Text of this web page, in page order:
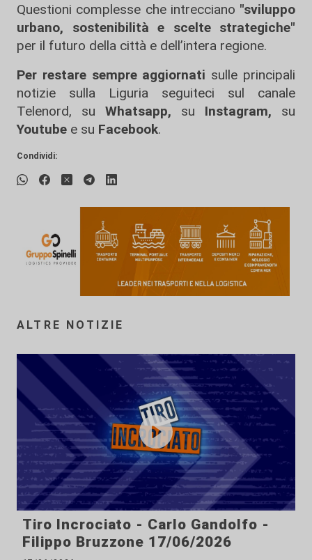
Questioni complesse che intrecciano "sviluppo
urbano, sostenibilità e scelte strategiche"
per il futuro della città e dell’intera regione.
Per restare sempre aggiornati sulle principali
notizie sulla Liguria seguiteci sul canale
Telenord, su
Whatsapp, su Instagram, su
Youtube e su Facebook.
Condividi:
ALTRE NOTIZIE
Tiro Incrociato - Carlo Gandolfo -
Filippo Bruzzone 17/06/2026